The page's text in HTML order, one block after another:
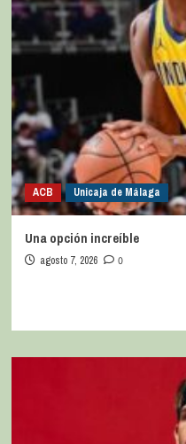
ACB Unicaja de Málaga
Una opción increíble
agosto 7, 2026 0